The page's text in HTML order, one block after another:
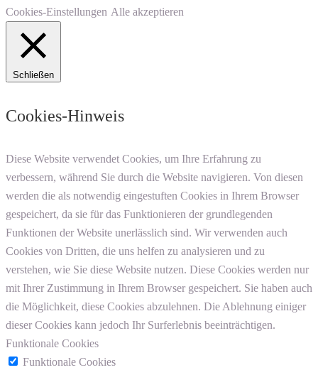
Cookies-Einstellungen Alle akzeptieren
Schließen
Cookies-Hinweis
Diese Website verwendet Cookies, um Ihre Erfahrung zu
verbessern, während Sie durch die Website navigieren. Von diesen
werden die als notwendig eingestuften Cookies in Ihrem Browser
gespeichert, da sie für das Funktionieren der grundlegenden
Funktionen der Website unerlässlich sind. Wir verwenden auch
Cookies von Dritten, die uns helfen zu analysieren und zu
verstehen, wie Sie diese Website nutzen. Diese Cookies werden nur
mit Ihrer Zustimmung in Ihrem Browser gespeichert. Sie haben auch
die Möglichkeit, diese Cookies abzulehnen. Die Ablehnung einiger
dieser Cookies kann jedoch Ihr Surferlebnis beeinträchtigen.
Funktionale Cookies
Funktionale Cookies